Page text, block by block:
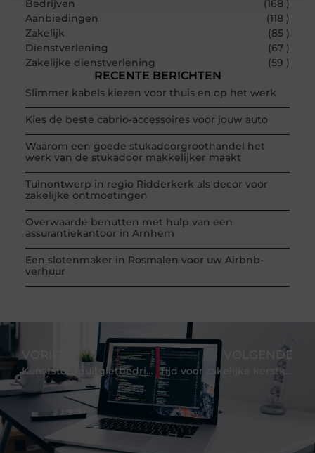
Bedrijven
(168 )
Aanbiedingen
(118 )
Zakelijk
(85 )
Dienstverlening
(67 )
Zakelijke dienstverlening
(59 )
RECENTE BERICHTEN
Slimmer kabels kiezen voor thuis en op het werk
Kies de beste cabrio-accessoires voor jouw auto
Waarom een goede stukadoorgroothandel het
werk van de stukadoor makkelijker maakt
Tuinontwerp in regio Ridderkerk als decor voor
zakelijke ontmoetingen
Overwaarde benutten met hulp van een
assurantiekantoor in Arnhem
Een slotenmaker in Rosmalen voor uw Airbnb-
verhuur
Kunststof spuitgietbedrijven, wat kunnen ze betekenen voor jou?
VOLGENDE
Tijd voor zakelijke kerstkaarten